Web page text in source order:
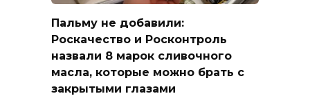
Пальму не добавили:
Роскачество и Росконтроль
назвали 8 марок сливочного
масла, которые можно брать с
закрытыми глазами